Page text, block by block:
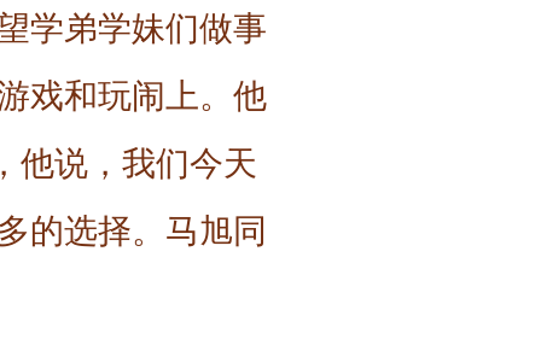
学弟学妹们做事
戏和玩闹上。他
他说，我们今天
的选择。马旭同